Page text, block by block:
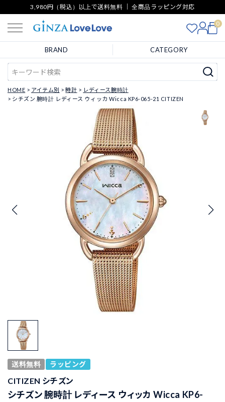
3,980円（税込）以上で送料無料 ｜ 全商品ラッピング対応
0
BRAND CATEGORY
HOME アイテム別 時計
レディース腕時計
シチズン 腕時計 レディース ウィッカ Wicca KP6-065-21 CITIZEN
送料無料 ラッピング
CITIZEN シチズン
シチズン 腕時計 レディース ウィッカ Wicca KP6-